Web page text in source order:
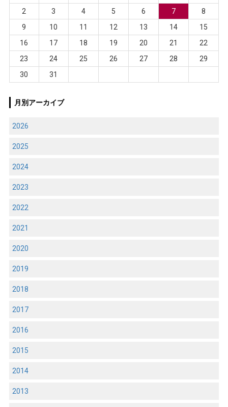
2
3 4 5 6 7
8
9
10 11 12 13 14
15
16
17 18 19 20 21
22
23
24 25 26 27 28
29
30
31
月別アーカイブ
2026
2025
2024
2023
2022
2021
2020
2019
2018
2017
2016
2015
2014
2013